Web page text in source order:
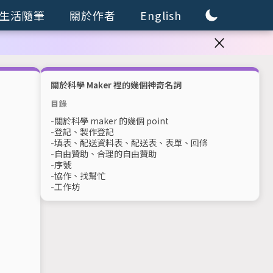
活隨筆 關於作者 English
×
關於科學 Maker 裡的幾個神奇名詞
目錄
關於科學 maker 的幾個 point
登記、製作登記
填表、配送資料表、配送表、表單、回條
自由贊助、合理的自由贊助
序號
協作、找幫忙
工作坊